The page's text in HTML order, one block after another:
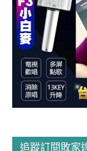
追蹤訂閱敗家